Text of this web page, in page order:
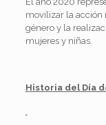
movilizar la acción
género y la
mujeres y niñas.
Historia del Día